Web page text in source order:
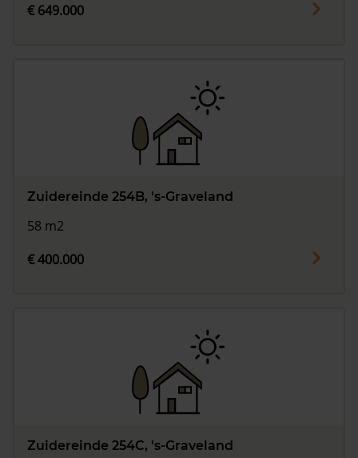
€ 649.000
Zuidereinde 254B, 's-Graveland
58 m2
€ 400.000
Zuidereinde 254C, 's-Graveland